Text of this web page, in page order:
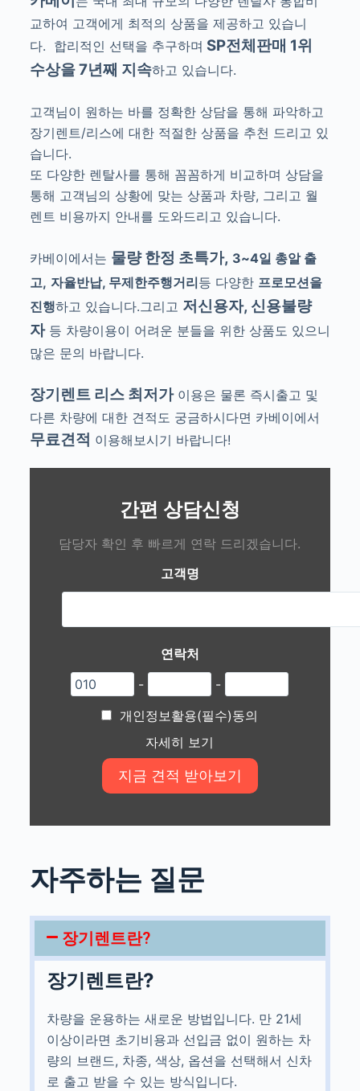
교하여 고객에게 최적의 상품을 제공하고 있습니
다. 합리적인 선택을 추구하며 SP전체판매 1위
수상을 7년째 지속하고 있습니다.
고객님이 원하는 바를 정확한 상담을 통해 파악하고
장기렌트/리스에 대한 적절한 상품을 추천 드리고 있
습니다.
또 다양한 렌탈사를 통해 꼼꼼하게 비교하며 상담을
통해 고객님의 상황에 맞는 상품과 차량, 그리고 월
렌트 비용까지 안내를 도와드리고 있습니다.
카베이에서는 물량 한정 초특가, 3~4일 총알 출
고, 자율반납, 무제한주행거리등 다양한 프로모션을
진행하고 있습니다.그리고 저신용자, 신용불량
자등 차량이용이 어려운 분들을 위한 상품도 있으니
많은 문의 바랍니다.
장기렌트 리스 최저가이용은 물론 즉시출고 및
다른 차량에 대한 견적도 궁금하시다면 카베이에서
무료견적 이용해보시기 바랍니다!
간편 상담신청
담당자 확인 후 빠르게 연락 드리겠습니다.
고객명
연락처
-
-
개인정보활용(필수)동의
자세히 보기
자주하는 질문
장기렌트란?
장기렌트란?
차량을 운용하는 새로운 방법입니다. 만 21세
이상이라면 초기비용과 선입금 없이 원하는 차
량의 브랜드, 차종, 색상, 옵션을 선택해서 신차
로 출고 받을 수 있는 방식입니다.